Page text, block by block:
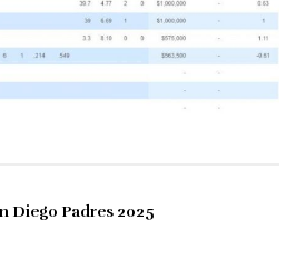
Diego Padres 2025